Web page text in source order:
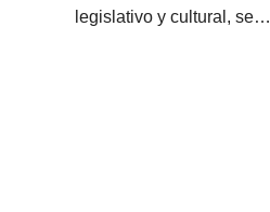
legislativo y cultural, se…